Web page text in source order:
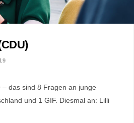
– das sind 8 Fragen an junge
und 1 GIF. Diesmal an: Lilli